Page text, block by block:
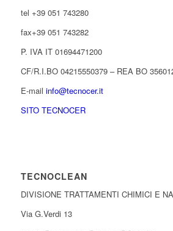
tel +39 051 743280
fax+39 051 743282
P. IVA IT 01694471200
CF/R.I.BO 04215550379 – REA BO
E-mail info@tecnocer.it
SITO TECNOCER
TECNOCLEAN
DIVISIONE TRATTAMENTI CHIMICI E
Via G.Verdi 13